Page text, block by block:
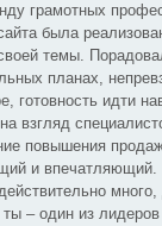
грамотных
была
темы.
планах,
готовность идти
взгляд
повышения
и
ты – один из